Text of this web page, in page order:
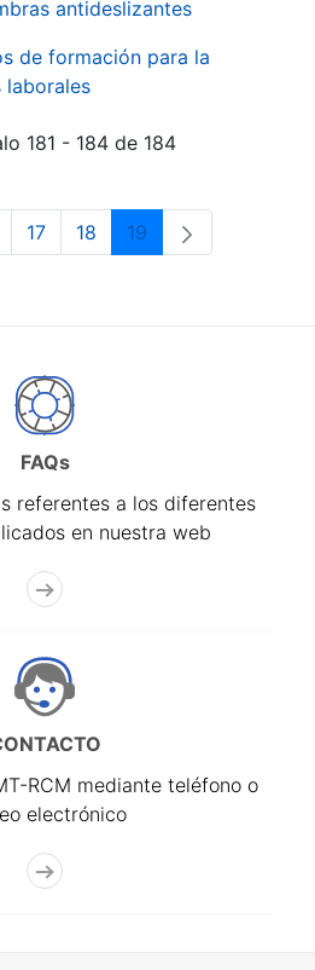
antideslizantes
de formación para la
laborales
181 - 184 de 184
intermedias Use TAB para
Página
17 Página
18 Página
19
FAQs
referentes a los diferentes
en nuestra web
RCM mediante teléfono o
electrónico